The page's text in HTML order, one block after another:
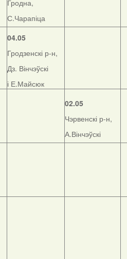
Гродна,
С.Чарапіца
04.05
Гродзенскі р-н,
Дз. Вінчэўскі
і Е.Майсюк
02.05
Чэрвенскі р-н,
А.Вінчэўскі